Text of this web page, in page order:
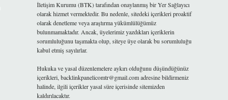
İletişim Kurumu (BTK) tarafından onaylanmış bir Yer Sağlayıcı
olarak hizmet vermektedir. Bu nedenle, sitedeki içerikleri proaktif
olarak denetleme veya araştırma yükümlülüğümüz
bulunmamaktadır. Ancak, üyelerimiz yazdıkları içeriklerin
sorumluluğunu taşımakta olup, siteye üye olarak bu sorumluluğu
kabul etmiş sayılırlar.
Hukuka ve yasal düzenlemelere aykırı olduğunu düşündüğünüz
içerikleri, backlinkpanelicomtr@gmail.comadresine bildirmeniz
halinde, ilgili içerikler yasal süre içerisinde sitemizden
kaldırılacaktır.